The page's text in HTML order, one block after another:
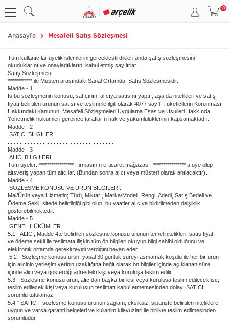
Anasayfa Mesafeli Satış Sözleşmesi
Tüm kullanıcılar üyelik işlemlerini gerçekleştirdikleri anda şatış sözleşmesini
okuduklarını ve onayladıklarını kabul etmiş sayılırlar.
Satış Sözleşmesi
************ ile Müşteri arasındaki Sanal Ortamda Satış Sözleşmesidir.
Madde - 1
Is bu sözleşmenin konusu, satıcının, alıcıya satısını yaptıı, aşaıda nitelikleri ve satış
fiyatı belirtilen ürünün satısı ve teslimi ile ilgili olarak 4077 sayılı Tüketicilerin Korunması
Hakkındaki Kanunun; Mesafeli Sözleşmeleri Uygulama Esas ve Usulleri Hakkında
Yönetmelik hükümleri gereince tarafların hak ve yükümlülüklerinin kapsamaktadır.
Madde - 2
SATICI BILGILERI
Madde - 3
ALICI BILGILERI
Tüm üyeler: ***************** Firmasının e-ticaret mağazası **************** a üye olup
alışveriş yapan tüm alıcılar. (Bundan sonra alıcı veya müşteri olarak anılacaktır).
Madde - 4
SÖZLESME KONUSU VE ÜRÜN BILGILERI:
Mal/Ürün veya Hizmetin; Türü, Miktarı, Marka/Modeli, Rengi, Adedi, Satış Bedeli ve
Ödeme Sekli, sitede belirtildiği gibi olup, bu vaatler alıcıya bildirilmeden deişiklik
gösterebilmektedir.
Madde - 5
GENEL HÜKÜMLER
5.1 - ALICI, Madde 4te belirtilen sözleşme konusu ürünün temel nitelikleri, satış fiyatı
ve ödeme sekli ile teslimata ilişkin tüm ön bilgileri okuyup bilgi sahibi olduğunu ve
elektronik ortamda gerekli teyidi verdiğini beyan eder.
5.2 - Sözleşme konusu ürün, yasal 30 günlük süreyi asmamak koşulu ile her bir ürün
için alicinin yerleşim yerinin uzaklığına bağlı olarak ön bilgiler içinde açıklanan süre
içinde alici veya gösterdiği adresteki kişi veya kuruluşa teslim edilir.
5.3 - Sözleşme konusu ürün, alıcıdan başka bir kişi veya kuruluşa teslim edilecek ise,
teslim edilecek kişi veya kurulusun teslimatı kabul etmemesinden dolayı SATICI
sorumlu tutulamaz.
5.4 " SATICI , sözlesme konusu ürünün saglam, eksiksiz, sipariste belirtilen niteliklere
uygun ve varsa garanti belgeleri ve kullanim kilavuzlari ile birlikte teslim edilmesinden
sorumludur.